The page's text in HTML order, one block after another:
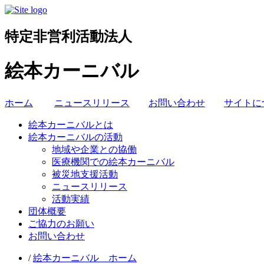
特定非営利活動法人
絵本カーニバル
ホーム ニュースリリース お問い合わせ サイトに
絵本カーニバルとは
絵本カーニバルの活動
地域や企業との協働
医療機関での絵本カーニバル
被災地支援活動
ニュースリリース
活動実績
団体概要
ご協力のお願い
お問い合わせ
/絵本カーニバル ホーム